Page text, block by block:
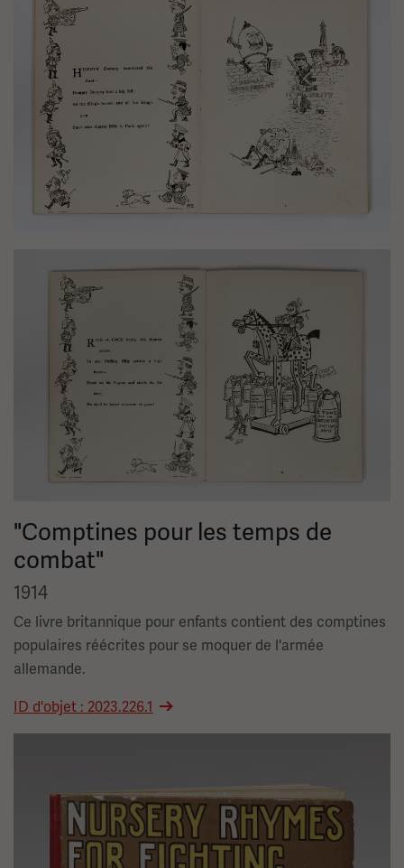
"Comptines pour les temps de
combat"
1914
Ce livre britannique pour enfants contient des comptines
populaires réécrites pour se moquer de l'armée
allemande.
ID d'objet : 2023.226.1